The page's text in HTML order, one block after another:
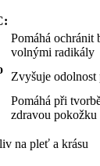
Pomáhá
volnými radikály
Zvyšuje
Pomáhá při
zdravou pokožku